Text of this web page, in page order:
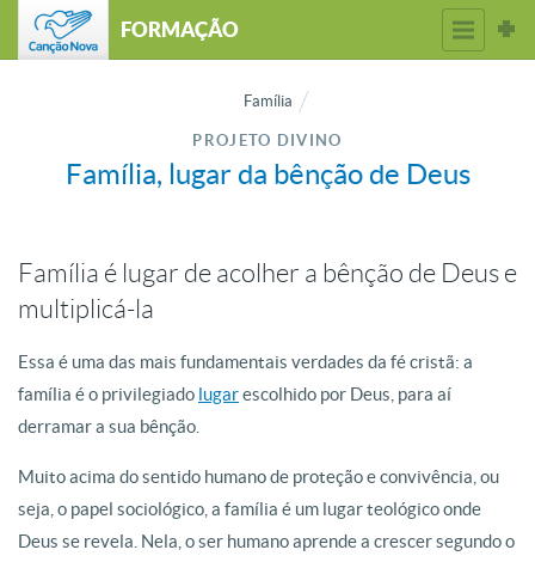
FORMAÇÃO
Família
PROJETO DIVINO
Família, lugar da bênção de Deus
Família é lugar de acolher a bênção de Deus e
multiplicá-la
Essa é uma das mais fundamentais verdades da fé cristã: a
família é o privilegiado lugarescolhido por Deus, para aí
derramar a sua bênção.
Muito acima do sentido humano de proteção e convivência, ou
seja, o papel sociológico, a família é um lugar teológico onde
Deus se revela. Nela, o ser humano aprende a crescer segundo o